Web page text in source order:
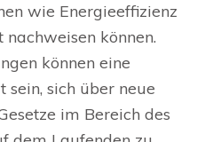
wie Energieeffizienz
können.
können eine
sein, sich über neue
im Bereich des